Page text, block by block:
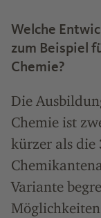
Welche
zum Beispiel
Chemie?
Die
Chemie ist
kürzer als
Variante